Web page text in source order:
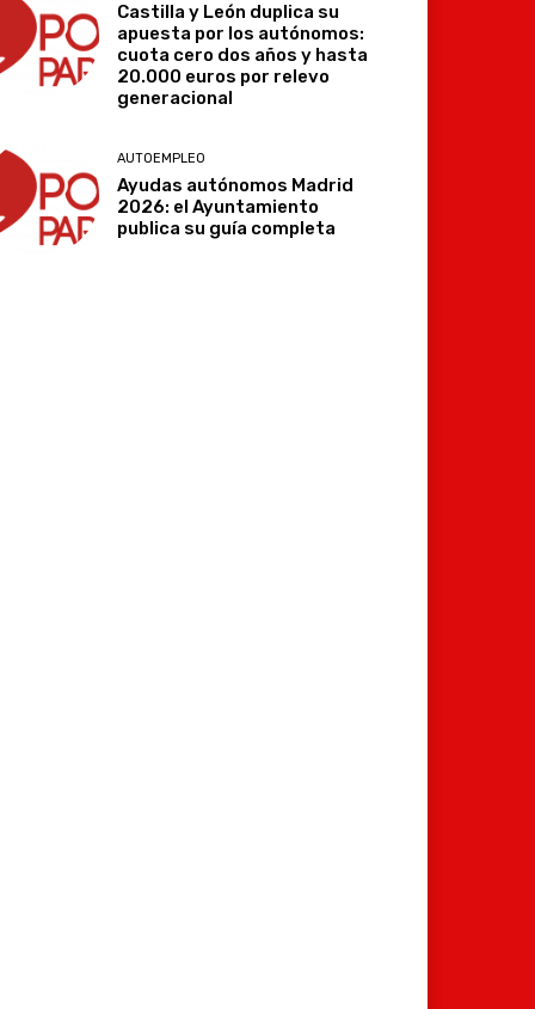
Castilla y León duplica su
apuesta por los autónomos:
cuota cero dos años y hasta
20.000 euros por relevo
generacional
AUTOEMPLEO
Ayudas autónomos Madrid
2026: el Ayuntamiento
publica su guía completa